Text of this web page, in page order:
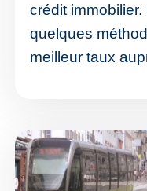
crédit
quelques
meilleur taux